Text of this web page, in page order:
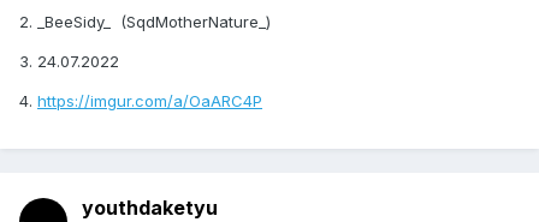
2. _BeeSidy_ (SqdMotherNature_)
3. 24.07.2022
4. https://imgur.com/a/OaARC4P
youthdaketyu